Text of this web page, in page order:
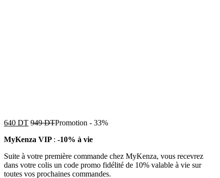
640 DT 949DTPromotion - 33%
MyKenza VIP : -10% à vie
Suite à votre première commande chez MyKenza, vous recevrez
dans votre colis un code promo fidélité de 10% valable à vie sur
toutes vos prochaines commandes.